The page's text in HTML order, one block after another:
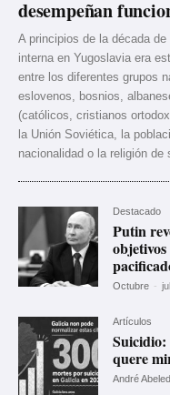
desempeñan
A principios de la década
interna en Yugoslavia era
entre los diferentes grupos
eslovenos, bosnios,
(católicos, cristianos
la Unión Soviética, la
nacionalidad o la religión de
Destacado
Putin
objetivos
Octubre -
Artículos
quere
André